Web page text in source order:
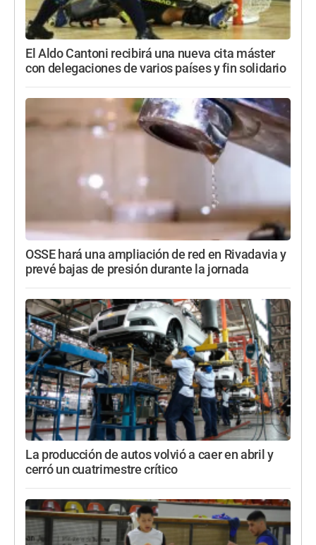
El Aldo Cantoni recibirá una nueva cita máster
con delegaciones de varios países y fin solidario
OSSE hará una ampliación de red en Rivadavia y
prevé bajas de presión durante la jornada
La producción de autos volvió a caer en abril y
cerró un cuatrimestre crítico